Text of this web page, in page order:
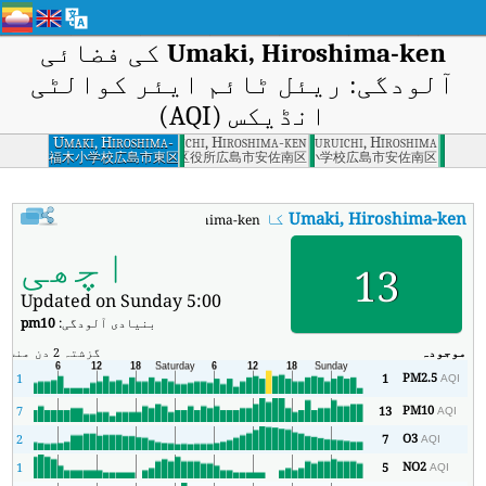
Umaki, Hiroshima-kenکی فضائی
آلودگی: ریئل ٹائم ایئر کوالٹی
انڈیکس (AQI)
Umaki, Hiroshima-
ken
福木小学校広島市東区
Furuichi, Hiroshima-ken
安佐南区役所広島市安佐南区
Furuichi, Hiroshima
古市小学校広島市安佐南区
Umaki, Hiroshima-kenکا AQI Umaki, Hiroshima-ken کا ریئل ٹائم ایئر کوالٹی انڈیکس (AQI)۔
13 اچھی
Updated on Sunday 5:00
بنیادی آلودگی:pm10
موجودہ گزشتہ 2 دن منٹ
PM2.5AQI
1
1
PM10AQI
13
7
O3AQI
7
2
NO2AQI
5
1